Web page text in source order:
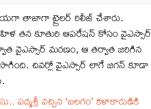
తాజాగా ట్రైలర్ రిలీజ్ చేశారు.
తన కూతురి ఆపరేషన్ కోసం వైఎస్సార్
వైఎస్సార్ మరణం, ఆ తర్వాత జరిగిన
చివర్లో వైఎస్సార్ లాగే జగన్ కూడా
పద్మశ్రీ వచ్చిన ‘బలగం’ కళాకారుడికి